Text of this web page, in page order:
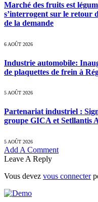
Marché des fruits est
s’interrogent sur le retour
de la demande
6 AOÛT 2026
Industrie automobile:
de plaquettes de frein à
5 AOÛT 2026
Partenariat industriel :
groupe GICA et Setllantis
5 AOÛT 2026
Add A Comment
Leave A Reply
Vous devez vous connecter